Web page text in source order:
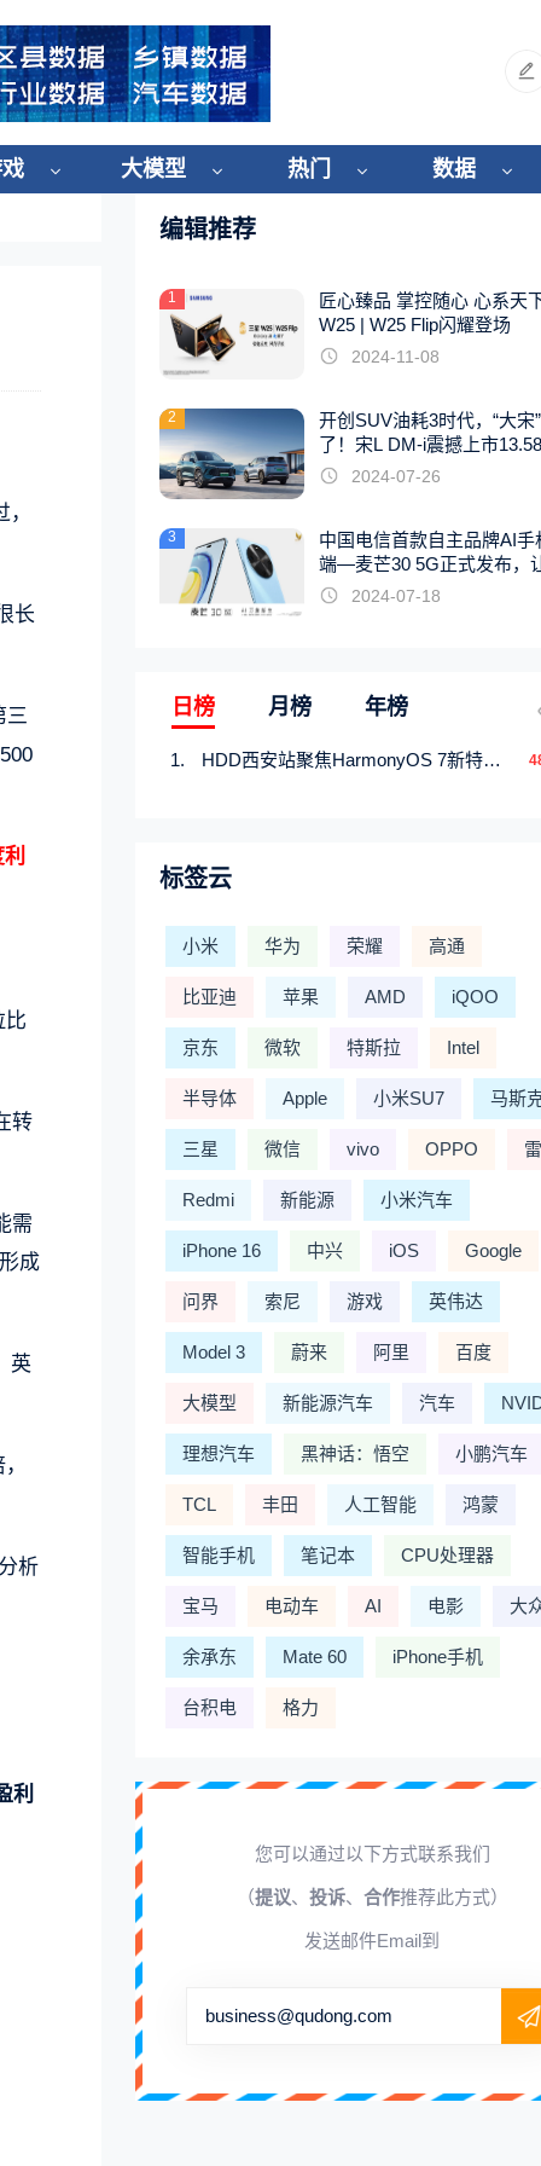
大模型 热门 数据
长
三
比
转
需
成
英
析
利
编辑推荐
1
匠心臻品 掌控随心 心系天
W25 | W25 Flip闪耀登场
2024-11-08
2
开创SUV油耗3时代，“大宋
了！宋L DM-i震撼上市
起
2024-07-26
3
中国电信首款自主品牌AI手
端—麦芒30 5G正式发布，
触手可及2024-07-18
日榜 月榜 年榜
HDD西安站聚焦HarmonyOS 7新特性，解锁从互联到智能的应用开发新范式
标签云
小米 华为 荣耀 高通
比亚迪 苹果 AMD iQOO
京东 微软 特斯拉 Intel
半导体 Apple 小米SU7 马斯
三星 微信 vivo OPPO
Redmi 新能源 小米汽车
iPhone 16 中兴 iOS Google
问界 索尼 游戏 英伟达
Model 3 蔚来 阿里 百度
大模型 新能源汽车 汽车
理想汽车 黑神话：悟空 小鹏汽车
TCL 丰田 人工智能 鸿蒙
智能手机 笔记本 CPU处理器
宝马 电动车 AI 电影 大
余承东 Mate 60 iPhone手机
台积电 格力
您可以通过以下方式联系我们
（提议、 投诉、 合作推荐此方式）
发送邮件Email到
business@qudong.com